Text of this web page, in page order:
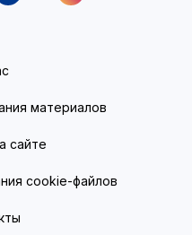
материалов
сайте
cookie-файлов